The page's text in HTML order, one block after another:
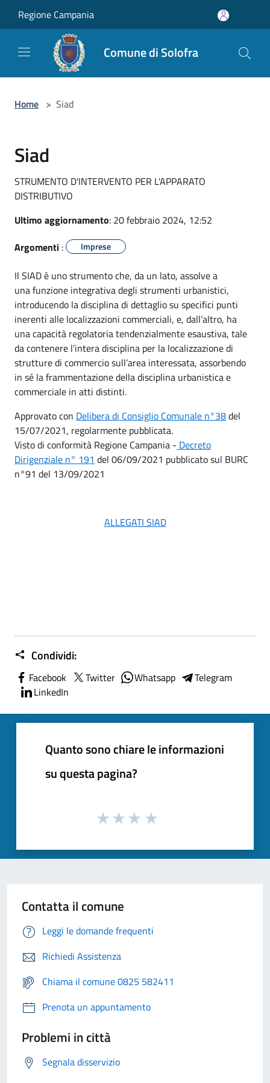
Regione Campania
Comune di Solofra
Home > Siad
Siad
STRUMENTO D'INTERVENTO PER L'APPARATO
DISTRIBUTIVO
Ultimo aggiornamento: 20 febbraio 2024, 12:52
Argomenti : Imprese
Il SIAD è uno strumento che, da un lato, assolve a
una funzione integrativa degli strumenti urbanistici,
introducendo la disciplina di dettaglio su specifici punti
inerenti alle localizzazioni commerciali, e, dall’altro, ha
una capacità regolatoria tendenzialmente esaustiva, tale
da contenere l’intera disciplina per la localizzazione di
strutture di commercio sull’area interessata, assorbendo
in sé la frammentazione della disciplina urbanistica e
commerciale in atti distinti.
Approvato con Delibera di Consiglio Comunale n°38del
15/07/2021, regolarmente pubblicata.
Visto di conformità Regione Campania - Decreto
Dirigenziale n° 191 del 06/09/2021 pubblicato sul BURC
n°91 del 13/09/2021
ALLEGATI SIAD
Condividi:
Facebook Twitter Whatsapp
Telegram
LinkedIn
Quanto sono chiare le informazioni
su questa pagina?
Contatta il comune
Leggi le domande frequenti
Richiedi Assistenza
Chiama il comune 0825 582411
Prenota un appuntamento
Problemi in città
Segnala disservizio